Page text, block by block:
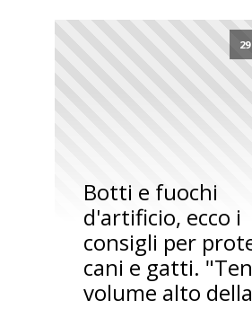
Botti e fuochi
d'artificio, ecco i
consigli per
cani e gatti.
volume alto